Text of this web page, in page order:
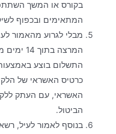
בקורס או המשך
המתאימים ובכפוף
מבלי לגרוע מהאמור
המרצה
התשלום בוצע באמצעות
כרטיס האשראי של
הביטול.
בנוסף לאמור לעיל,